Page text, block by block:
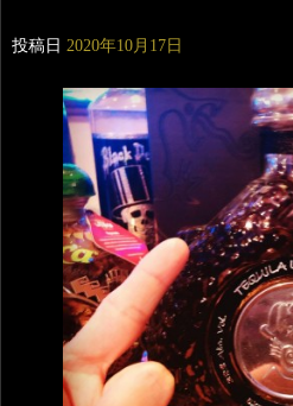
投稿日 2020年10月17日